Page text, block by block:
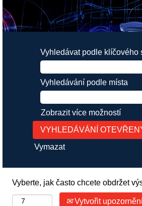
Vyhledávat podle klíčového
Vyhledávání podle místa
Zobrazit více možností
Vymazat
Vyberte, jak často chcete obdržet
Vytvořit